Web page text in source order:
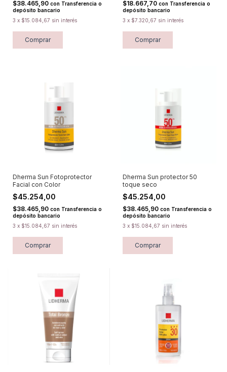
$38.465,90 con Transferencia o
depósito bancario
3 x $15.084,67 sin interés
$18.667,70 con Transferencia o
depósito bancario
3 x $7.320,67 sin interés
Dherma Sun Fotoprotector
Facial con Color
$45.254,00
$38.465,90 con Transferencia o
depósito bancario
3 x $15.084,67 sin interés
Dherma Sun protector 50
toque seco
$45.254,00
$38.465,90 con Transferencia o
depósito bancario
3 x $15.084,67 sin interés